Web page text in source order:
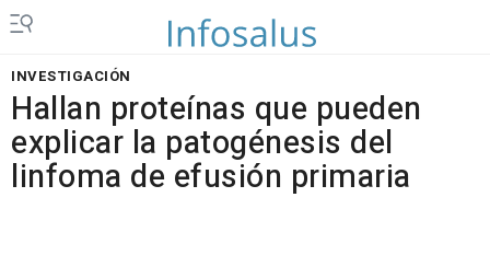
INVESTIGACIÓN
Hallan proteínas que pueden
explicar la patogénesis del
linfoma de efusión primaria